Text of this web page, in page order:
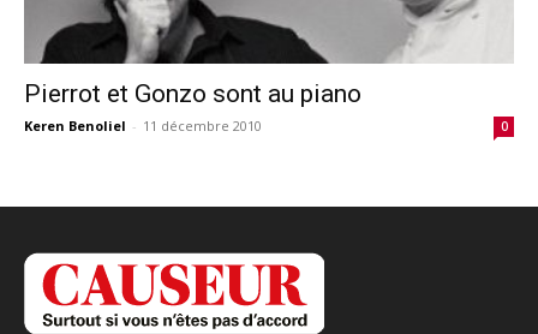
Pierrot et Gonzo sont au piano
Keren Benoliel - 11 décembre 2010 0